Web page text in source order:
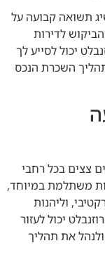
תשואה קבועה על
לדירות
יכול לסייע לך
השכרת הנכס
צצים בכל רחבי
משתלמת במיוחד,
וליהנות
יכול לעזור
את תהליך